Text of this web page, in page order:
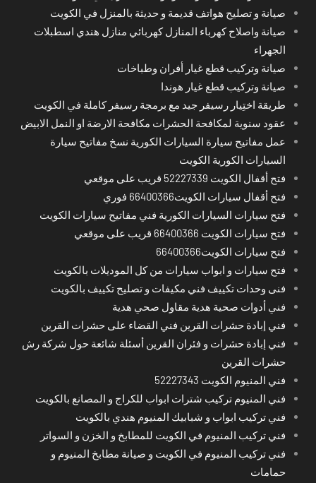
صيانة و تصليح هواتف قديمة و حديثة بالمنزل في الكويت
صيانة واصلاح كهرباء المنازل كهربائي منازل هندي اسطبلات
الجهراء
صيانة وتركيب قطع غيار أفران وطباخات
صيانة وتركيب قطع غيار هوندا
طريقة اختِيار رسيفر جيد مع برمجة رسيفر كاملة في الكويت
عقود سنوية لمكافحة الحشرات مكافحة الارضة او النمل الابيض
عمل مفاتيح سيارة السيارات الكورية نسخ مفاتيح سيارة
السيارات الكورية الكويت
فتح أقفال الكويت 52227339 قريب على موقعي
فتح أقفال سيارات الكويت66400366 فوري
فتح سيارات السيارات الكورية فني مفاتيح سيارات الكويت
فتح سيارات الكويت 66400366 قريب على موقعي
فتح سيارات الكويت66400366
فتح سيارات و ابواب سيارات من كل الموديلات بالكويت
فنى وحدات تكييف فني مكيفات و تصليح تكييف بالكويت
فني أدوات صحية هدية مقاول صحي هدية
فني إبادة حشرات القرين فني القضاء على حشرات القرين
فني إبادة حشرات و فئران القرين أسئلة شائعة حول شركة رش
حشرات القرين
فني المنيوم الكويت 52227343
فني المنيوم تركيب شترات ابواب للكراج و المصانع بالكويت
فني تركيب ابواب و شبابيك المنيوم هندي بالكويت
فني تركيب المنيوم في الكويت للمطابخ و الخزن و السواتر
فني تركيب المنيوم في الكويت و صيانة مطابخ المنيوم و
حمامات